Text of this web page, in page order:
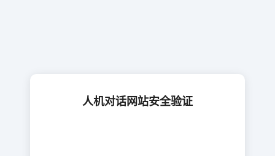
人机对话网站安全验证